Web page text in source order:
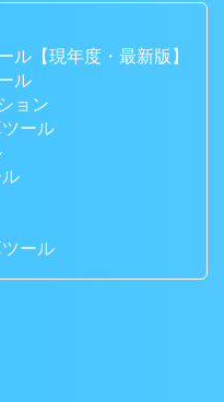
ル【現年度・最新版】
ル
ョン
ール
ール